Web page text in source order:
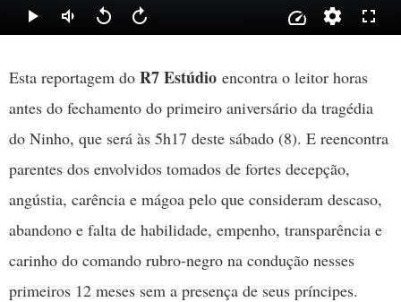
Esta reportagem do R7 Estúdio encontra o leitor horas
antes do fechamento do primeiro aniversário da tragédia
do Ninho, que será às 5h17 deste sábado (8). E reencontra
parentes dos envolvidos tomados de fortes decepção,
angústia, carência e mágoa pelo que consideram descaso,
abandono e falta de habilidade, empenho, transparência e
carinho do comando rubro-negro na condução nesses
primeiros 12 meses sem a presença de seus príncipes.